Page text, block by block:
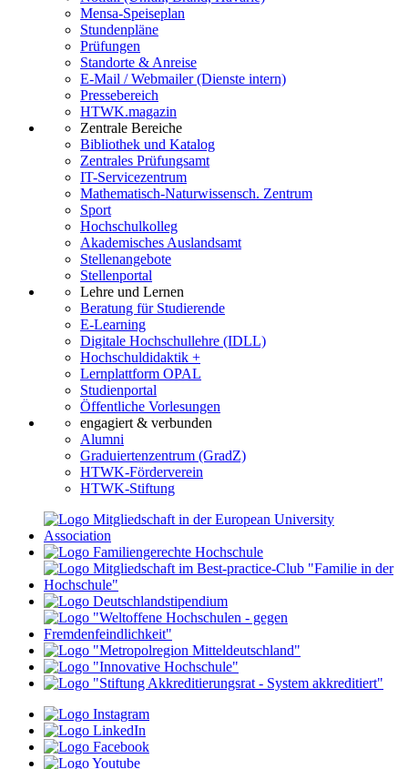
Mensa-Speiseplan
Stundenpläne
Prüfungen
Standorte & Anreise
E-Mail / Webmailer (Dienste intern)
Pressebereich
HTWK.magazin
Zentrale Bereiche
Bibliothek und Katalog
Zentrales Prüfungsamt
IT-Servicezentrum
Mathematisch-Naturwissensch. Zentrum
Sport
Hochschulkolleg
Akademisches Auslandsamt
Stellenangebote
Stellenportal
Lehre und Lernen
Beratung für Studierende
E-Learning
Digitale Hochschullehre (IDLL)
Hochschuldidaktik +
Lernplattform OPAL
Studienportal
Öffentliche Vorlesungen
engagiert & verbunden
Alumni
Graduiertenzentrum (GradZ)
HTWK-Förderverein
HTWK-Stiftung